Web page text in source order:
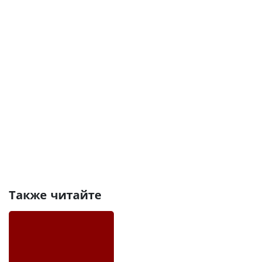
Также читайте